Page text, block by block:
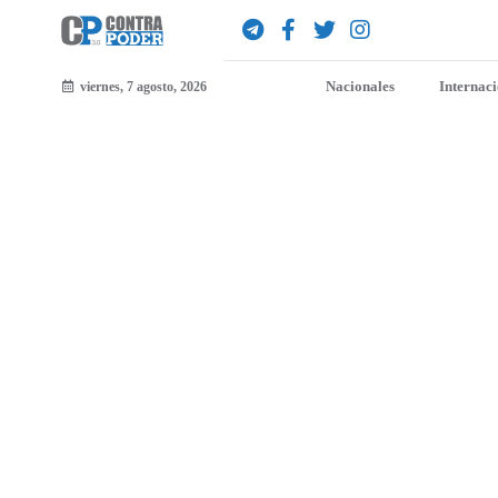
viernes, 7 agosto, 2026 Nacionales